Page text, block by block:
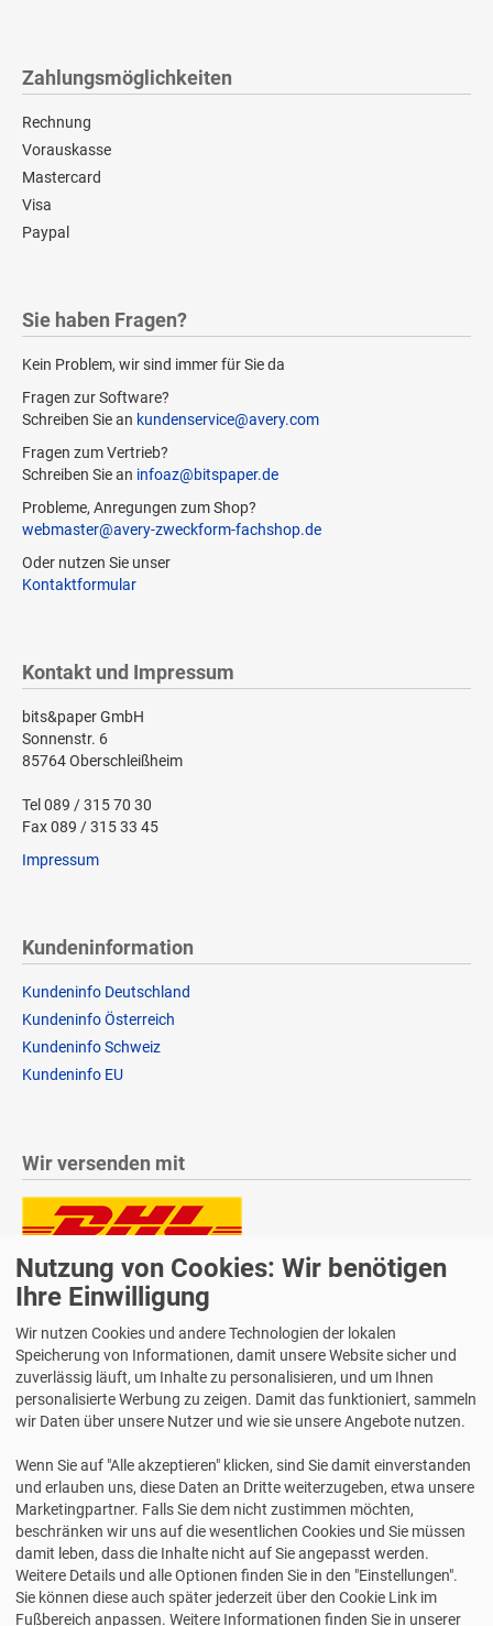
Zahlungsmöglichkeiten
Rechnung
Vorauskasse
Mastercard
Visa
Paypal
Sie haben Fragen?
Kein Problem, wir sind immer für Sie da
Fragen zur Software?
Schreiben Sie an kundenservice@avery.com
Fragen zum Vertrieb?
Schreiben Sie an infoaz@bitspaper.de
Probleme, Anregungen zum Shop?
webmaster@avery-zweckform-fachshop.de
Oder nutzen Sie unser
Kontaktformular
Kontakt und Impressum
bits&paper GmbH
Sonnenstr. 6
85764 Oberschleißheim
Tel 089 / 315 70 30
Fax 089 / 315 33 45
Impressum
Kundeninformation
Kundeninfo Deutschland
Kundeninfo Österreich
Kundeninfo Schweiz
Kundeninfo EU
Wir versenden mit
Lieferung auch an Packstationen und Postfilialen
Samstagszustellung
Bequeme Zahlung über Paypal
2 Jahre Gewährleistung
Alle Texte, Grafiken, Bilder und das Layout sind urheberrechtlich
geschützt und dürfen nicht ohne ausdrückliche, schriftliche
Erlaubnis weiterverwendet werden.
© 2026 bits&paper GmbH - Avery Zweckform Fachshop - Avery
Nutzung von Cookies: Wir benötigen
Ihre Einwilligung
Wir nutzen Cookies und andere Technologien der lokalen
Speicherung von Informationen, damit unsere Website sicher und
zuverlässig läuft, um Inhalte zu personalisieren, und um Ihnen
personalisierte Werbung zu zeigen. Damit das funktioniert, sammeln
wir Daten über unsere Nutzer und wie sie unsere Angebote nutzen.
Wenn Sie auf "Alle akzeptieren" klicken, sind Sie damit einverstanden
und erlauben uns, diese Daten an Dritte weiterzugeben, etwa unsere
Marketingpartner. Falls Sie dem nicht zustimmen möchten,
beschränken wir uns auf die wesentlichen Cookies und Sie müssen
damit leben, dass die Inhalte nicht auf Sie angepasst werden.
Weitere Details und alle Optionen finden Sie in den "Einstellungen".
Sie können diese auch später jederzeit über den Cookie Link im
Fußbereich anpassen. Weitere Informationen finden Sie in unserer